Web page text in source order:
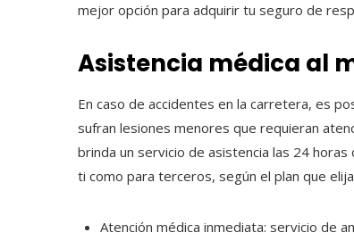
mejor opción para adquirir tu seguro de
Asistencia médica al
En caso de accidentes en la carretera, es
sufran lesiones menores que requieran
brinda un servicio de asistencia las 24
ti como para terceros, según el plan que
Atención médica inmediata: servicio de